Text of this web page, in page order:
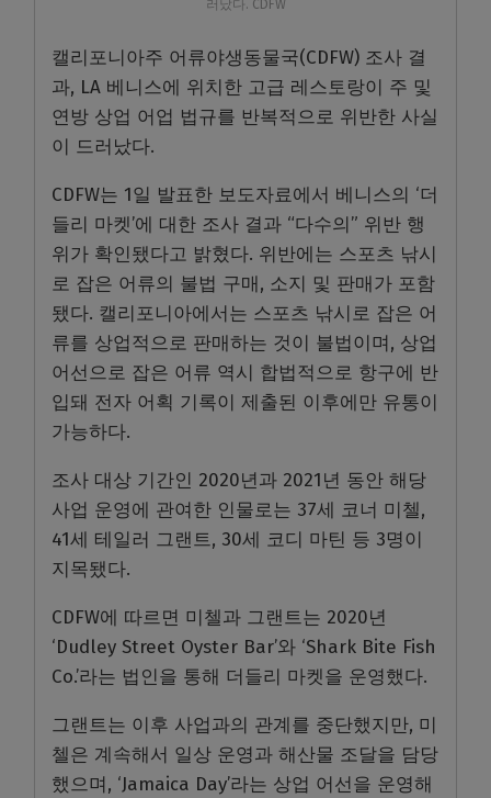
러났다. CDFW
캘리포니아주 어류야생동물국(CDFW) 조사 결
과, LA 베니스에 위치한 고급 레스토랑이 주 및
연방 상업 어업 법규를 반복적으로 위반한 사실
이 드러났다.
CDFW는 1일 발표한 보도자료에서 베니스의 ‘더
들리 마켓’에 대한 조사 결과 “다수의” 위반 행
위가 확인됐다고 밝혔다. 위반에는 스포츠 낚시
로 잡은 어류의 불법 구매, 소지 및 판매가 포함
됐다. 캘리포니아에서는 스포츠 낚시로 잡은 어
류를 상업적으로 판매하는 것이 불법이며, 상업
어선으로 잡은 어류 역시 합법적으로 항구에 반
입돼 전자 어획 기록이 제출된 이후에만 유통이
가능하다.
조사 대상 기간인 2020년과 2021년 동안 해당
사업 운영에 관여한 인물로는 37세 코너 미첼,
41세 테일러 그랜트, 30세 코디 마틴 등 3명이
지목됐다.
CDFW에 따르면 미첼과 그랜트는 2020년
‘Dudley Street Oyster Bar’와 ‘Shark Bite Fish
Co.’라는 법인을 통해 더들리 마켓을 운영했다.
그랜트는 이후 사업과의 관계를 중단했지만, 미
첼은 계속해서 일상 운영과 해산물 조달을 담당
했으며, ‘Jamaica Day’라는 상업 어선을 운영해